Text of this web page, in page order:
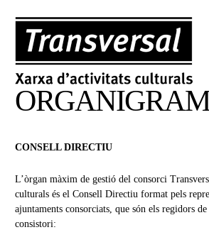
CONSELL DIRECTIU
L’òrgan màxim de gestió del consorci
culturals és el Consell Directiu format pels
ajuntaments consorciats, que són els regidors
consistori: